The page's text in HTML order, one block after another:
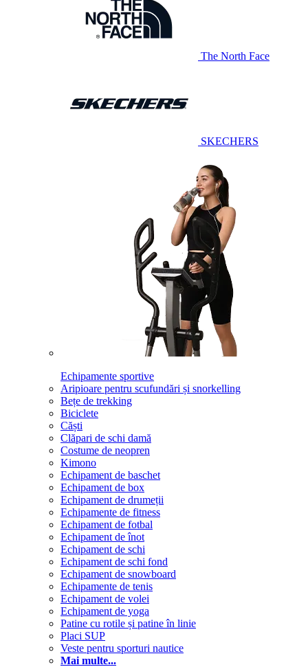
The North Face
SKECHERS
Echipamente sportive
Aripioare pentru scufundări și snorkelling
Bețe de trekking
Biciclete
Căști
Clăpari de schi damă
Costume de neopren
Kimono
Echipament de baschet
Echipament de box
Echipament de drumeții
Echipamente de fitness
Echipament de fotbal
Echipament de înot
Echipament de schi
Echipament de schi fond
Echipament de snowboard
Echipamente de tenis
Echipament de volei
Echipament de yoga
Patine cu rotile și patine în linie
Placi SUP
Veste pentru sporturi nautice
Mai multe...